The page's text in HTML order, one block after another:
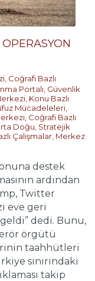
Coğrafi Bazlı
Portalı Güvenlik
Konu Bazlı
Mücadeleleri
Coğrafi Bazlı
Doğu Stratejik
Çalışmalar Merkez
destek
ardından
Twitter
eve geri
dedi. Bunu,
örgütü
taahhütleri
sınırındaki
takip